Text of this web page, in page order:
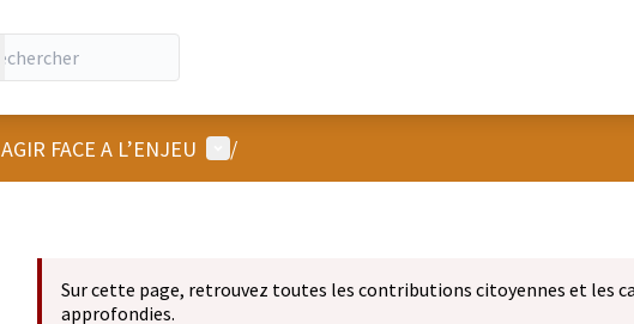
AGIR FACE A L’ENJEU Menu utilisateur
/
Sur cette page, retrouvez toutes les contributions citoyennes et les
approfondies.